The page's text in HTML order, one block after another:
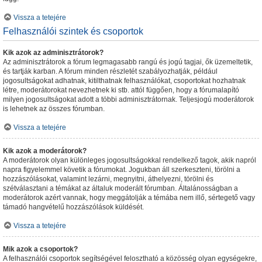
Vissza a tetejére
Felhasználói szintek és csoportok
Kik azok az adminisztrátorok?
Az adminisztrátorok a fórum legmagasabb rangú és jogú tagjai, ők üzemeltetik,
és tartják karban. A fórum minden részletét szabályozhatják, például
jogosultságokat adhatnak, kitilthatnak felhasználókat, csoportokat hozhatnak
létre, moderátorokat nevezhetnek ki stb. attól függően, hogy a fórumalapító
milyen jogosultságokat adott a többi adminisztrátornak. Teljesjogú moderátorok
is lehetnek az összes fórumban.
Vissza a tetejére
Kik azok a moderátorok?
A moderátorok olyan különleges jogosultságokkal rendelkező tagok, akik napról
napra figyelemmel követik a fórumokat. Jogukban áll szerkeszteni, törölni a
hozzászólásokat, valamint lezárni, megnyitni, áthelyezni, törölni és
szétválasztani a témákat az általuk moderált fórumban. Általánosságban a
moderátorok azért vannak, hogy meggátolják a témába nem illő, sértegető vagy
támadó hangvételű hozzászólások küldését.
Vissza a tetejére
Mik azok a csoportok?
A felhasználói csoportok segítségével felosztható a közösség olyan egységekre,